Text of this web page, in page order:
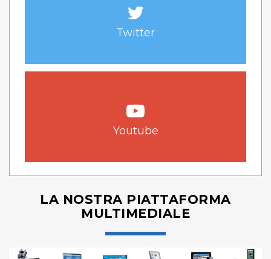
Twitter
Youtube
LA NOSTRA PIATTAFORMA
MULTIMEDIALE